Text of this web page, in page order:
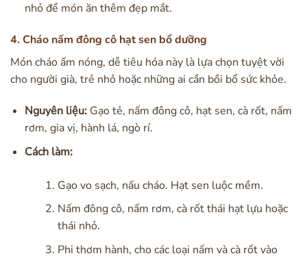
nhỏ để món ăn thêm đẹp mắt.
4. Cháo nấm đông cô hạt sen bổ dưỡng
Món cháo ấm nóng, dễ tiêu hóa này là lựa chọn tuyệt vời
cho người già, trẻ nhỏ hoặc những ai cần bồi bổ sức khỏe.
Nguyên liệu:Gạo tẻ, nấm đông cô, hạt sen, cà rốt, nấm
rơm, gia vị, hành lá, ngò rí.
Cách làm:
Gạo vo sạch, nấu cháo. Hạt sen luộc mềm.
Nấm đông cô, nấm rơm, cà rốt thái hạt lựu hoặc
thái nhỏ.
Phi thơm hành, cho các loại nấm và cà rốt vào